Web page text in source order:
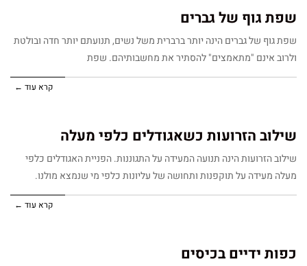
שפת גוף של גברים
שפת גוף של גברים הינה יותר ברברית משל נשים, תנועתם יותר חדה ובולטת
ולרוב אינם "מתאמצים" להסתיר את מחשבותיהם. שפת
קרא עוד ←
שילוב הזרועות כשאגודלים כלפי מעלה
שילוב הזרועות הינה תנועה המעידה על התגוננות. הפניית האגודלים כלפי
מעלה מעידה על תוקפנות ותחושה של עליונות כלפי מי שנמצא מולנו.
קרא עוד ←
כפות ידיים בכיסים